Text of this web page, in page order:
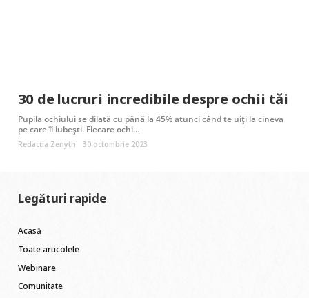
30 de lucruri incredibile despre ochii tăi
Pupila ochiului se dilată cu până la 45% atunci când te uiți la cineva
pe care îl iubești. Fiecare ochi…
Redacția Zenyth 30 octombrie 2023
Legături rapide
Acasă
Toate articolele
Webinare
Comunitate